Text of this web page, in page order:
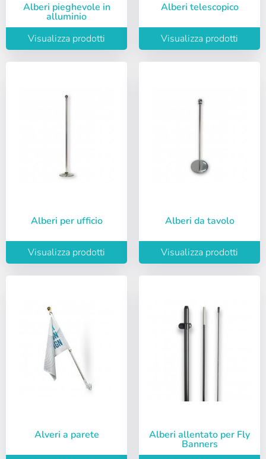
Password:
Recuperare la password
Selezionare la lingua
Português
Français
Deutsch
Italiano
Slovenčina (Slovak)
Alberi pieghevole in
alluminio
Visualizza prodotti
Alberi telescopico
Visualizza prodotti
Alberi per ufficio
Visualizza prodotti
Alberi da tavolo
Visualizza prodotti
Alveri a parete Alberi allentato per Fly
Banners
Espere, por favor